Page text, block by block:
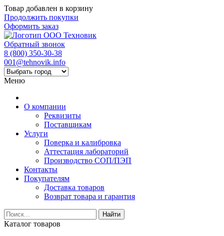
Товар добавлен в корзину
Продолжить покупки
Оформить заказ
Обратный звонок
8 (800) 350-30-38
001@tehnovik.info
Меню
О компании
Реквизиты
Поставщикам
Услуги
Поверка и калибровка
Аттестация лабораторий
Производство СОП/ПЭП
Контакты
Покупателям
Доставка товаров
Возврат товара и гарантия
Найти
Каталог товаров